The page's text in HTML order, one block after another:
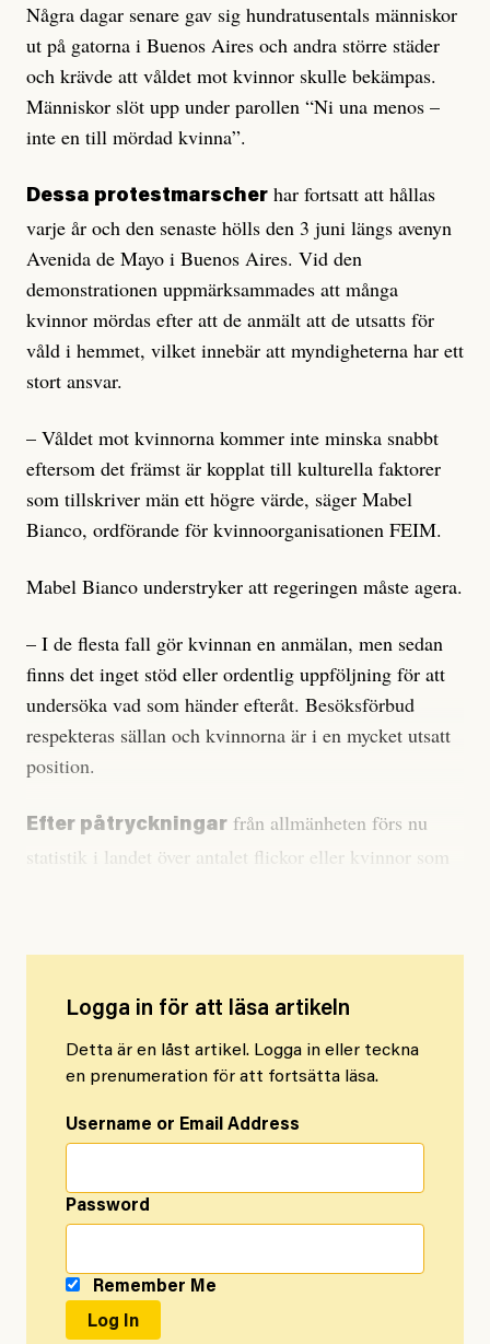
Några dagar senare gav sig hundratusentals människor
ut på gatorna i Buenos Aires och andra större städer
och krävde att våldet mot kvinnor skulle bekämpas.
Människor slöt upp under parollen “Ni una menos –
inte en till mördad kvinna”.
Dessa protestmarscher har fortsatt att hållas
varje år och den senaste hölls den 3 juni längs avenyn
Avenida de Mayo i Buenos Aires. Vid den
demonstrationen uppmärksammades att många
kvinnor mördas efter att de anmält att de utsatts för
våld i hemmet, vilket innebär att myndigheterna har ett
stort ansvar.
– Våldet mot kvinnorna kommer inte minska snabbt
eftersom det främst är kopplat till kulturella faktorer
som tillskriver män ett högre värde, säger Mabel
Bianco, ordförande för kvinnoorganisationen FEIM.
Mabel Bianco understryker att regeringen måste agera.
– I de flesta fall gör kvinnan en anmälan, men sedan
finns det inget stöd eller ordentlig uppföljning för att
undersöka vad som händer efteråt. Besöksförbud
respekteras sällan och kvinnorna är i en mycket utsatt
position.
Efter påtryckningar från allmänheten förs nu
statistik i landet över antalet flickor eller kvinnor som
Logga in för att läsa artikeln
Detta är en låst artikel. Logga in eller teckna
en prenumeration för att fortsätta läsa.
Username or Email Address
Password
Remember Me